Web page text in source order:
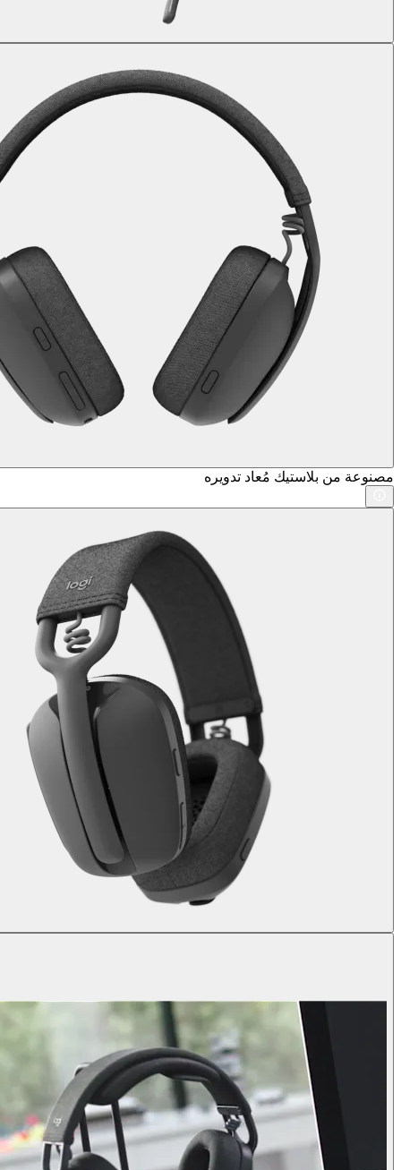
مصنوعة من بلاستيك مُعاد تدويره